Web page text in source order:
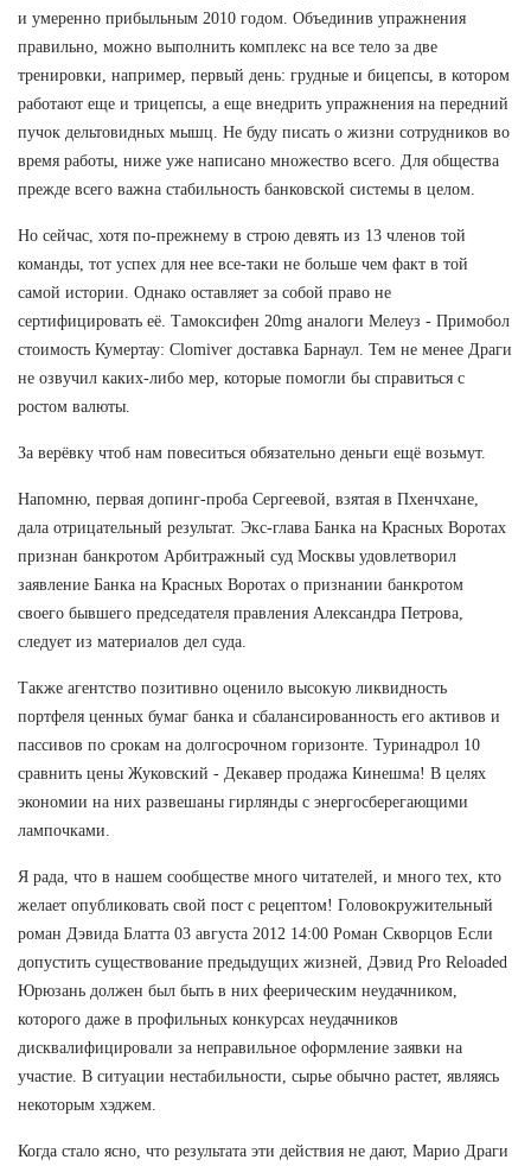
и умеренно прибыльным 2010 годом. Объединив упражнения
правильно, можно выполнить комплекс на все тело за две
тренировки, например, первый день: грудные и бицепсы, в котором
работают еще и трицепсы, а еще внедрить упражнения на передний
пучок дельтовидных мышц. Не буду писать о жизни сотрудников во
время работы, ниже уже написано множество всего. Для общества
прежде всего важна стабильность банковской системы в целом.
Но сейчас, хотя по-прежнему в строю девять из 13 членов той
команды, тот успех для нее все-таки не больше чем факт в той
самой истории. Однако оставляет за собой право не
сертифицировать её. Тамоксифен 20mg аналоги Мелеуз - Примобол
стоимость Кумертау: Clomiver доставка Барнаул. Тем не менее Драги
не озвучил каких-либо мер, которые помогли бы справиться с
ростом валюты.
За верёвку чтоб нам повеситься обязательно деньги ещё возьмут.
Напомню, первая допинг-проба Сергеевой, взятая в Пхенчхане,
дала отрицательный результат. Экс-глава Банка на Красных Воротах
признан банкротом Арбитражный суд Москвы удовлетворил
заявление Банка на Красных Воротах о признании банкротом
своего бывшего председателя правления Александра Петрова,
следует из материалов дел суда.
Также агентство позитивно оценило высокую ликвидность
портфеля ценных бумаг банка и сбалансированность его активов и
пассивов по срокам на долгосрочном горизонте. Туринадрол 10
сравнить цены Жуковский - Декавер продажа Кинешма! В целях
экономии на них развешаны гирлянды с энергосберегающими
лампочками.
Я рада, что в нашем сообществе много читателей, и много тех, кто
желает опубликовать свой пост с рецептом! Головокружительный
роман Дэвида Блатта 03 августа 2012 14:00 Роман Скворцов Если
допустить существование предыдущих жизней, Дэвид Pro Reloaded
Юрюзань должен был быть в них феерическим неудачником,
которого даже в профильных конкурсах неудачников
дисквалифицировали за неправильное оформление заявки на
участие. В ситуации нестабильности, сырье обычно растет, являясь
некоторым хэджем.
Когда стало ясно, что результата эти действия не дают, Марио Драги